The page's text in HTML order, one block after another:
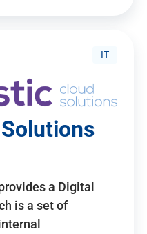
IT
a Digital
is a set of